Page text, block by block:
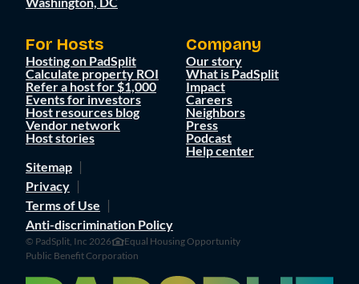
For Hosts
Hosting on PadSplit
Calculate property ROI
Refer a host for $1,000
Events for investors
Host resources blog
Vendor network
Host stories
Company
Our story
What is PadSplit
Impact
Careers
Neighbors
Press
Podcast
Help center
Sitemap
Privacy
Terms of Use
Anti-discrimination Policy
© PadSplit, Inc 2026
Equal Housing Opportunity
Public Benefit Corporation